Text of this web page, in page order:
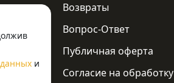
и
Возвраты
Вопрос-Ответ
Публичная оферта
Согласие на обработку